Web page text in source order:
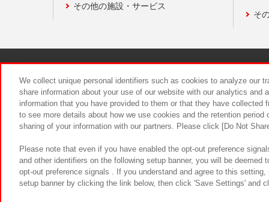
その他の施設・サービス
そ
食品のご
We collect unique personal identifiers such as cookies to analyze our
share information about your use of our website with our analytics and
information that you have provided to them or that they have
to see more details about how we use cookies and the retention
sharing of your information with our partners. Please click [Do Not
Please note that even if you have enabled the opt-out preference
and other identifiers on the following setup banner, you will be
opt-out preference signals . If you understand and agree to this
setup banner by clicking the link below, then click 'Save Settings' and